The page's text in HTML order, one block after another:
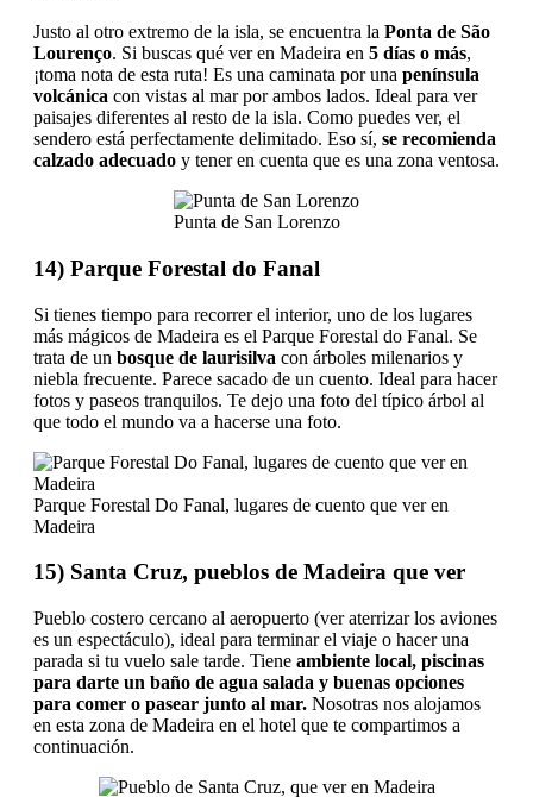
Justo al otro extremo de la isla, se encuentra la Ponta de São
Lourenço. Si buscas qué ver en Madeira en 5 días o más,
¡toma nota de esta ruta! Es una caminata por una península
volcánica con vistas al mar por ambos lados. Ideal para ver
paisajes diferentes al resto de la isla. Como puedes ver, el
sendero está perfectamente delimitado. Eso sí, se recomienda
calzado adecuado y tener en cuenta que es una zona ventosa.
Punta de San Lorenzo
14) Parque Forestal do Fanal
Si tienes tiempo para recorrer el interior, uno de los lugares
más mágicos de Madeira es el Parque Forestal do Fanal. Se
trata de un bosque de laurisilva con árboles milenarios y
niebla frecuente. Parece sacado de un cuento. Ideal para hacer
fotos y paseos tranquilos. Te dejo una foto del típico árbol al
que todo el mundo va a hacerse una foto.
Parque Forestal Do Fanal, lugares de cuento que ver en
Madeira
15) Santa Cruz, pueblos de Madeira que ver
Pueblo costero cercano al aeropuerto (ver aterrizar los aviones
es un espectáculo), ideal para terminar el viaje o hacer una
parada si tu vuelo sale tarde. Tiene ambiente local, piscinas
para darte un baño de agua salada y buenas opciones
para comer o pasear junto al mar. Nosotras nos alojamos
en esta zona de Madeira en el hotel que te compartimos a
continuación.